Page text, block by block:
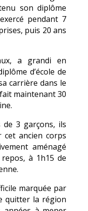
son diplôme
pendant 7
puis 20 ans
a grandi en
d’école de
carrière dans le
maintenant 30
de 3 garçons, ils
cet ancien corps
aménagé
à 1h15 de
marquée par
quitter la région